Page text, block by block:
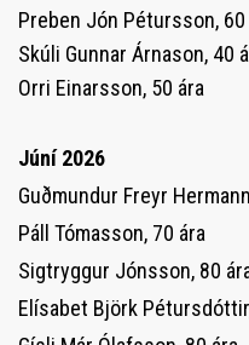
Preben Jón Pétursson, 60
Skúli Gunnar Árnason, 40
Orri Einarsson, 50 ára
Júní 2026
Guðmundur Freyr
Páll Tómasson, 70 ára
Sigtryggur Jónsson, 80
Elísabet Björk